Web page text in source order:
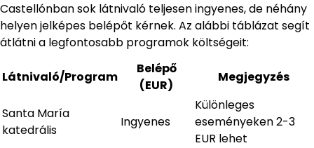
Castellónban sok látnivaló teljesen ingyenes, de néhány
helyen jelképes belépőt kérnek. Az alábbi táblázat segít
átlátni a legfontosabb programok költségeit:
Látnivaló/Program
Belépő
(EUR)
Megjegyzés
Santa María
katedrális
Ingyenes
Különleges
eseményeken 2-3
EUR lehet